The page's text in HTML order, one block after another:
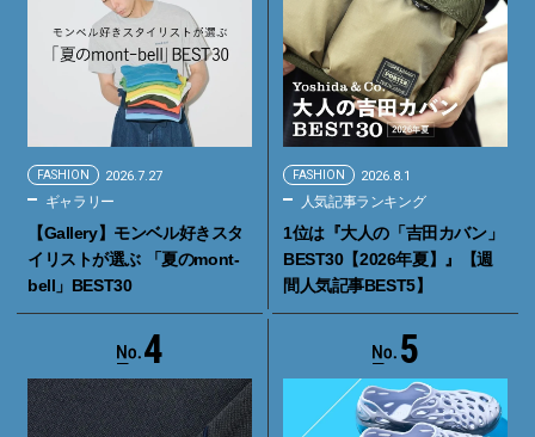
FASHION 2026.7.27
ギャラリー
【Gallery】モンベル好きスタ
イリストが選ぶ 「夏のmont-
bell」BEST30
FASHION 2026.8.1
人気記事ランキング
1位は『大人の「吉田カバン」
BEST30【2026年夏】』【週
間人気記事BEST5】
4 5